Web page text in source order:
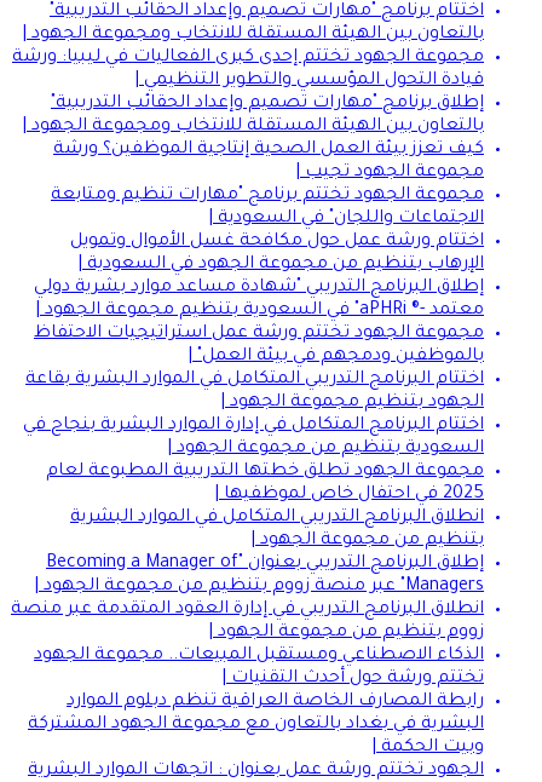
اختتام برنامج "مهارات تصميم وإعداد الحقائب التدريبية"
بالتعاون بين الهيئة المستقلة للانتخاب ومجموعة الجهود |
مجموعة الجهود تختتم إحدى كبرى الفعاليات في ليبيا: ورشة
قيادة التحول المؤسسي والتطوير التنظيمي |
إطلاق برنامج "مهارات تصميم وإعداد الحقائب التدريبية"
بالتعاون بين الهيئة المستقلة للانتخاب ومجموعة الجهود |
كيف تعزز بيئة العمل الصحية إنتاجية الموظفين؟ ورشة
مجموعة الجهود تجيب |
مجموعة الجهود تختتم برنامج "مهارات تنظيم ومتابعة
الاجتماعات واللجان" في السعودية |
اختتام ورشة عمل حول مكافحة غسل الأموال وتمويل
الإرهاب بتنظيم من مجموعة الجهود في السعودية |
إطلاق البرنامج التدريبي "شهادة مساعد موارد بشرية دولي
معتمد -® aPHRi" في السعودية بتنظيم مجموعة الجهود |
مجموعة الجهود تختتم ورشة عمل استراتيجيات الاحتفاظ
بالموظفين ودمجهم في بيئة العمل" |
اختتام البرنامج التدريبي المتكامل في الموارد البشرية بقاعة
الجهود بتنظيم مجموعة الجهود |
اختتام البرنامج المتكامل في إدارة الموارد البشرية بنجاح في
السعودية بتنظيم من مجموعة الجهود |
مجموعة الجهود تطلق خطتها التدريبية المطبوعة لعام
2025 في احتفال خاص لموظفيها |
انطلاق البرنامج التدريبي المتكامل في الموارد البشرية
بتنظيم من مجموعة الجهود |
إطلاق البرنامج التدريبي بعنوان "Becoming a Manager of
Managers" عبر منصة زووم بتنظيم من مجموعة الجهود |
انطلاق البرنامج التدريبي في إدارة العقود المتقدمة عبر منصة
زووم بتنظيم من مجموعة الجهود |
الذكاء الاصطناعي ومستقبل المبيعات.. مجموعة الجهود
تختتم ورشة حول أحدث التقنيات |
رابطة المصارف الخاصة العراقية تنظم دبلوم الموارد
البشرية في بغداد بالتعاون مع مجموعة الجهود المشتركة
وبيت الحكمة |
الجهود تختتم ورشة عمل بعنوان : اتجهات الموارد البشرية